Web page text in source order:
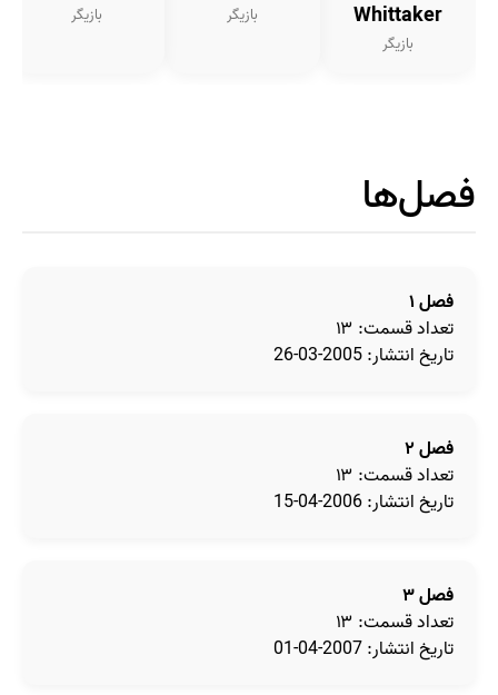
Whittaker
بازیگر
بازیگر بازیگر
فصل‌ها
فصل ۱
تعداد قسمت: ۱۳
تاریخ انتشار: 2005-03-26
فصل ۲
تعداد قسمت: ۱۳
تاریخ انتشار: 2006-04-15
فصل ۳
تعداد قسمت: ۱۳
تاریخ انتشار: 2007-04-01